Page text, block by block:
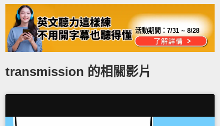
活動期間：7/31 ~ 8/28
transmission 的相關影片